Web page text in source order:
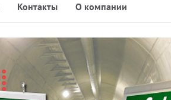
Контакты О компании